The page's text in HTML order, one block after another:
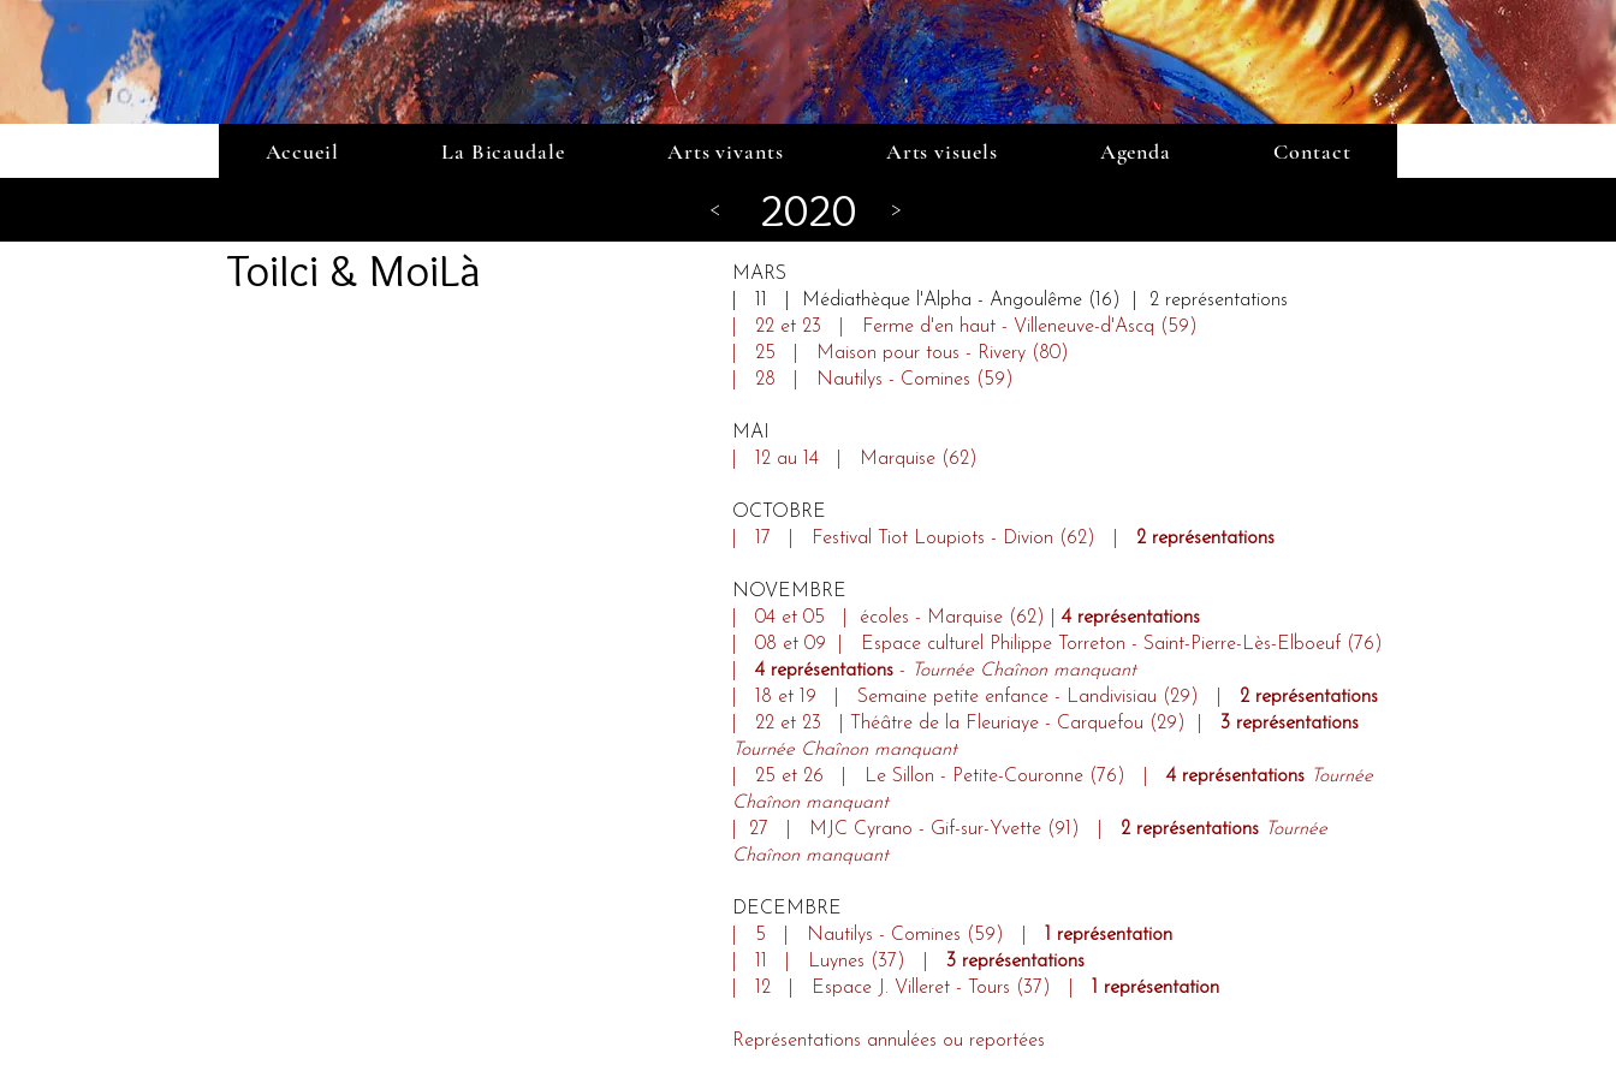
Accueil La Bicaudale Arts vivants Arts visuels Agenda Contact
< 2020 >
ToiIci & MoiLà
MARS
| 11 | Médiathèque l'Alpha - Angoulême (16) | 2 représentations
| 22 et 23 | Ferme d'en haut - Villeneuve-d'Ascq (59)
| 25 | Maison pour tous - Rivery (80)
| 28 | Nautilys - Comines (59)
MAI
| 12 au 14 | Marquise (62)
OCTOBRE
| 17 | Festival Tiot Loupiots - Divion (62) | 2 représentations​​
NOVEMBRE
| 04 et 05 | écoles - Marquise (62) |4 représentations
| 08 et 09 | Espace culturel Philippe Torreton - Saint-Pierre-Lès-Elboeuf (76)
|4 représentations -
Tournée Chaînon manquant
| 18 et 19 | Semaine petite enfance - Landivisiau (29) | 2 représentations
| 22 et 23 | Théâtre de la Fleuriaye - Carquefou (29) | 3 représentations
Tournée Chaînon manquant
| 25 et 26 | Le Sillon - Petite-Couronne (76) |4 représentations Tournée
Chaînon manquant
| 27 | MJC Cyrano - Gif-sur-Yvette (91) | 2 représentations Tournée
Chaînon manquant
DECEMBRE
| 5 | Nautilys - Comines (59) |
1 représentation
| 11 | Luynes (37) | 3 représentations
| 12 | Espace J. Villeret - Tours (37) |
1 représentation
Représentations annulées ou reportées